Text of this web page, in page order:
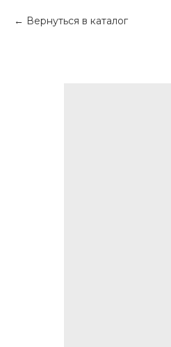
Вернуться в каталог